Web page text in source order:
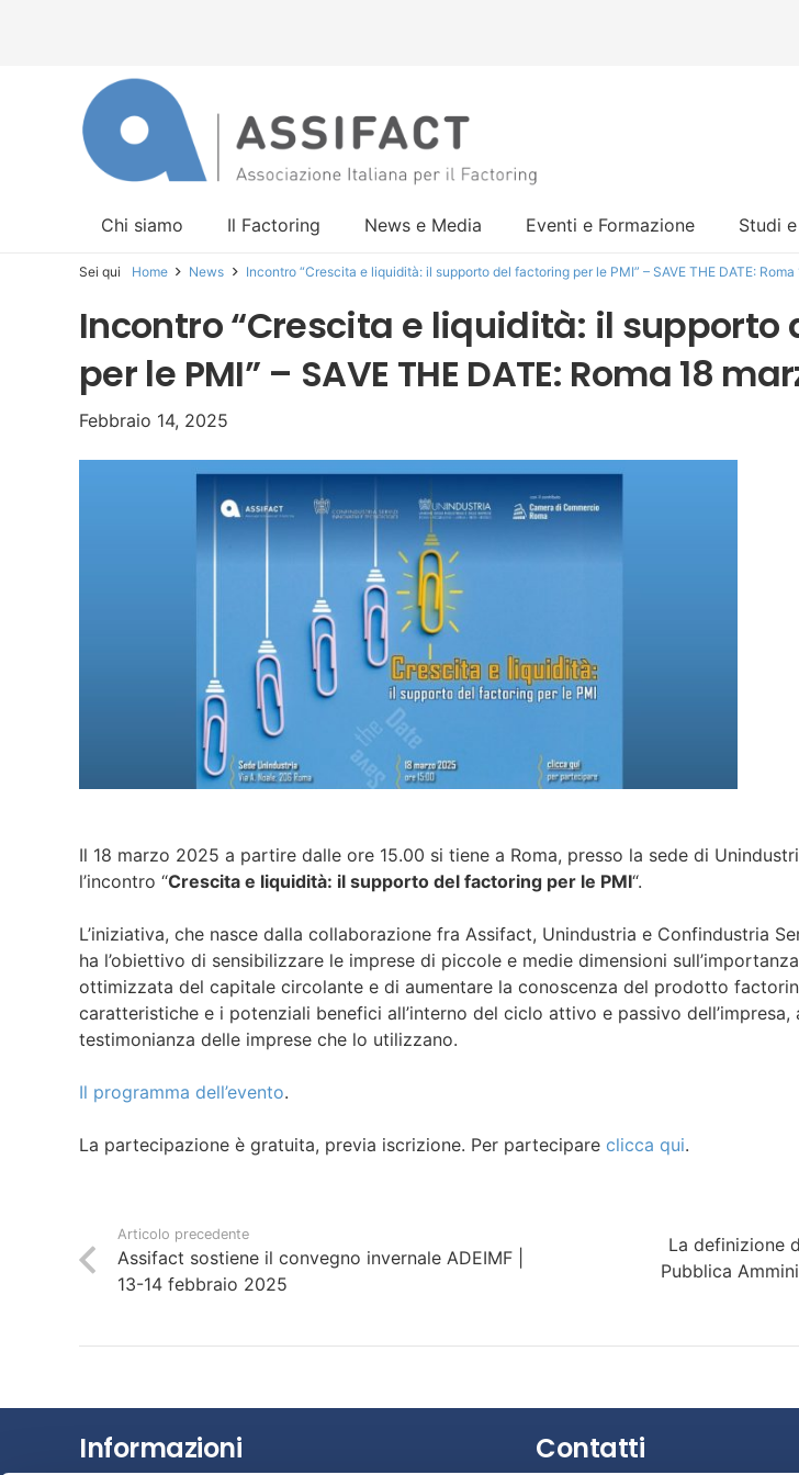
Chi siamo Il Factoring News e Media Eventi e Formazione Studi
Sei qui Home News Incontro “Crescita e liquidità: il supporto del factoring per le PMI” – SAVE THE DATE:
Incontro “Crescita e liquidità: il supporto
per le PMI” – SAVE THE DATE: Roma 18
Febbraio 14, 2025
Il 18 marzo 2025 a partire dalle ore 15.00 si tiene a Roma, presso la sede di
l’incontro “Crescita e liquidità: il supporto del factoring per le PMI“.
L’iniziativa, che nasce dalla collaborazione fra Assifact, Unindustria e Confindustria
ha l’obiettivo di sensibilizzare le imprese di piccole e medie dimensioni
ottimizzata del capitale circolante e di aumentare la conoscenza del prodotto
caratteristiche e i potenziali benefici all’interno del ciclo attivo e passivo dell’impresa,
testimonianza delle imprese che lo utilizzano.
Il programma dell’evento.
La partecipazione è gratuita, previa iscrizione. Per partecipare clicca qui.
Articolo precedente
Assifact sostiene il convegno invernale ADEIMF |
13-14 febbraio 2025
La definizione
Pubblica
Informazioni Contatti